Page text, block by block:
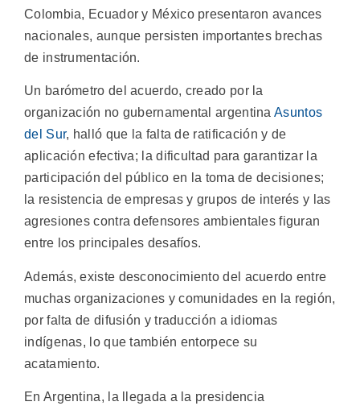
Colombia, Ecuador y México presentaron avances
nacionales, aunque persisten importantes brechas
de instrumentación.
Un barómetro del acuerdo, creado por la
organización no gubernamental argentina Asuntos
del Sur, halló que la falta de ratificación y de
aplicación efectiva; la dificultad para garantizar la
participación del público en la toma de decisiones;
la resistencia de empresas y grupos de interés y las
agresiones contra defensores ambientales figuran
entre los principales desafíos.
Además, existe desconocimiento del acuerdo entre
muchas organizaciones y comunidades en la región,
por falta de difusión y traducción a idiomas
indígenas, lo que también entorpece su
acatamiento.
En Argentina, la llegada a la presidencia